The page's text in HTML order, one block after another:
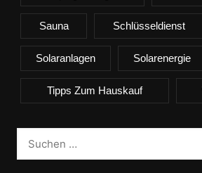
Sauna Schlüsseldienst
Solaranlagen Solarenergie
Tipps Zum Hauskauf